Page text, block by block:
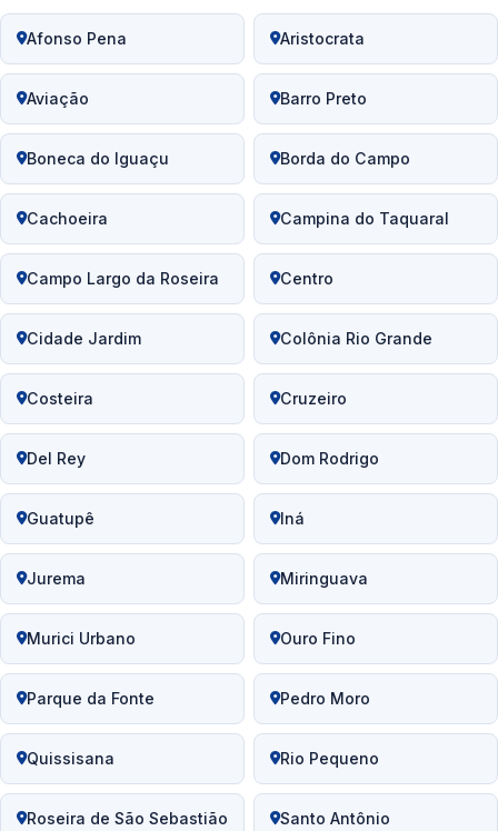
Afonso Pena Aristocrata
Aviação Barro Preto
Boneca do Iguaçu Borda do Campo
Cachoeira Campina do Taquaral
Campo Largo da Roseira Centro
Cidade Jardim Colônia Rio Grande
Costeira Cruzeiro
Del Rey Dom Rodrigo
Guatupê Iná
Jurema Miringuava
Murici Urbano Ouro Fino
Parque da Fonte Pedro Moro
Quissisana Rio Pequeno
Roseira de São Sebastião Santo Antônio